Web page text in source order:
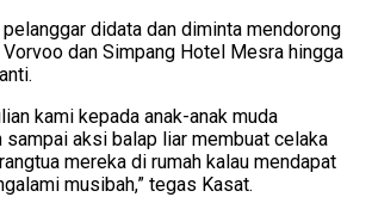
didata dan diminta mendorong
dan Simpang Hotel Mesra hingga
kami kepada anak-anak muda
sampai aksi balap liar membuat celaka
mereka di rumah kalau mendapat
musibah,” tegas Kasat.